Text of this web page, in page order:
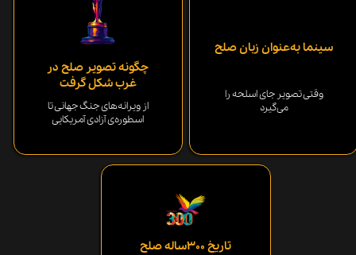
سینما به‌عنوان زبان صلح
وقتی تصویر جای اسلحه را
می‌گیرد
چگونه تصویر صلح در
غرب شکل گرفت
از ویرانه‌های جنگ جهانی تا
اسطوره‌ی آزادی آمریکایی
تاریخ 300ساله صلح